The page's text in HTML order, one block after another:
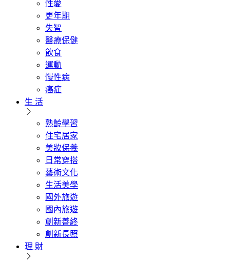
性愛
更年期
失智
醫療保健
飲食
運動
慢性病
癌症
生 活
熟齡學習
住宅居家
美妝保養
日常穿搭
藝術文化
生活美學
國外旅遊
國內旅遊
創新善終
創新長照
理 財